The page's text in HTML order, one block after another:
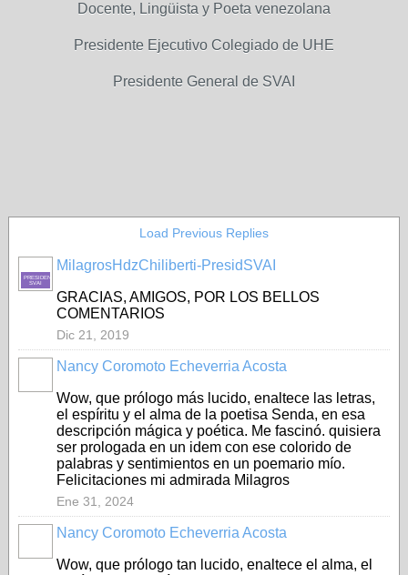
Docente, Lingüista y Poeta venezolana
Presidente Ejecutivo Colegiado de UHE
Presidente General de SVAI
Load Previous Replies
PRESIDENTE-
SVAI
MilagrosHdzChiliberti-PresidSVAI
GRACIAS, AMIGOS, POR LOS BELLOS
COMENTARIOS
Dic 21, 2019
Nancy Coromoto Echeverria Acosta
Wow, que prólogo más lucido, enaltece las letras,
el espíritu y el alma de la poetisa Senda, en esa
descripción mágica y poética. Me fascinó. quisiera
ser prologada en un idem con ese colorido de
palabras y sentimientos en un poemario mío.
Felicitaciones mi admirada Milagros
Ene 31, 2024
Nancy Coromoto Echeverria Acosta
Wow, que prólogo tan lucido, enaltece el alma, el